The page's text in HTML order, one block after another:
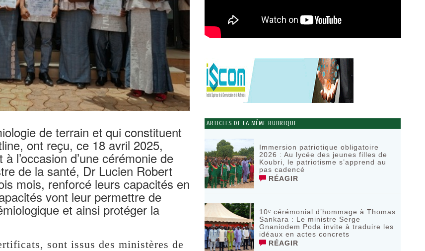
de terrain et qui constituent
ont reçu, ce 18 avril 2025,
l’occasion d’une cérémonie de
de la santé, Dr Lucien Robert
mois, renforcé leurs capacités en
vont leur permettre de
et ainsi protéger la
sont issus des ministères de
ARTICLES DE LA MÊME RUBRIQUE
Immersion patriotique obligatoire
2026 : Au lycée des jeunes filles de
Koubri, le patriotisme s’apprend au
pas cadencé
RÉAGIR
10ᵉ cérémonial d’hommage à Thomas
Sankara : Le ministre Serge
Gnaniodem Poda invite à traduire les
idéaux en actes concrets
RÉAGIR